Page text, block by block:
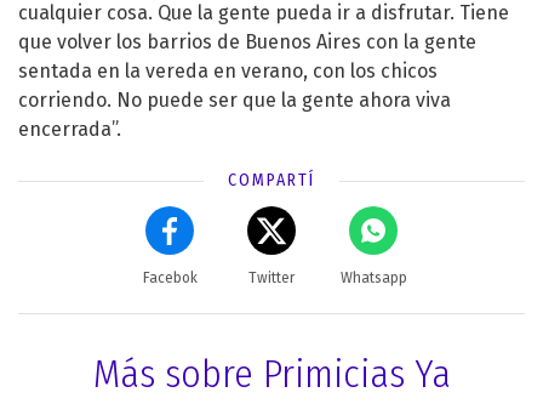
cualquier cosa. Que la gente pueda ir a disfrutar. Tiene
que volver los barrios de Buenos Aires con la gente
sentada en la vereda en verano, con los chicos
corriendo. No puede ser que la gente ahora viva
encerrada”.
COMPARTÍ
Facebok Twitter Whatsapp
Más sobre Primicias Ya